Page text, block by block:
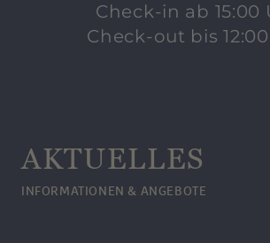
Check-in ab 15:00
Check-out bis
AKTUELLES
INFORMATIONEN & ANGEBOTE